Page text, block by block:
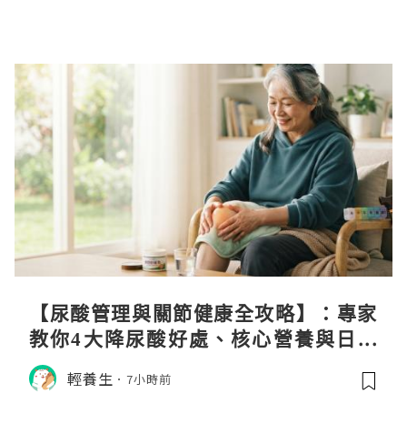
【尿酸管理與關節健康全攻略】：專家
教你4大降尿酸好處、核心營養與日常
飲食調理秘訣
輕養生 7小時前